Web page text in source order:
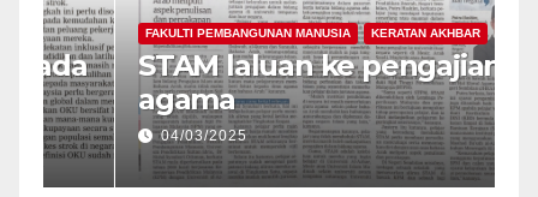
FAKULTI PEMBANGUNAN MANUSIA KERATAN AKHBAR
STAM laluan ke pengajian
agama
04/03/2025